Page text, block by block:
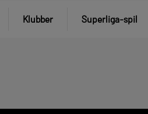
Klubber Superliga-spil